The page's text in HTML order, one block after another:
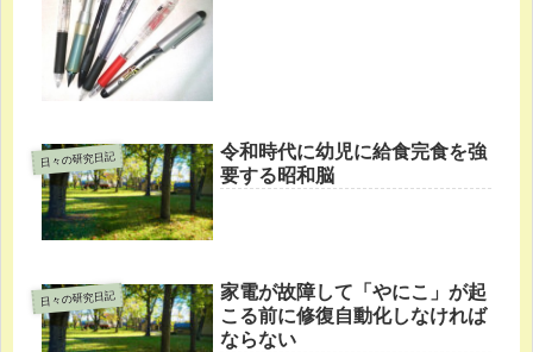
日々の研究日記
令和時代に幼児に給食完食を強
要する昭和脳
日々の研究日記
家電が故障して「やにこ」が起
こる前に修復自動化しなければ
ならない